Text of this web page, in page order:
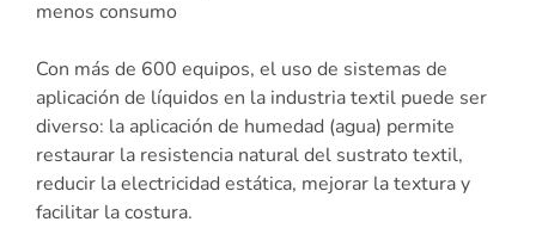
menos consumo
Con más de 600 equipos, el uso de sistemas de
aplicación de líquidos en la industria textil puede ser
diverso: la aplicación de humedad (agua) permite
restaurar la resistencia natural del sustrato textil,
reducir la electricidad estática, mejorar la textura y
facilitar la costura.